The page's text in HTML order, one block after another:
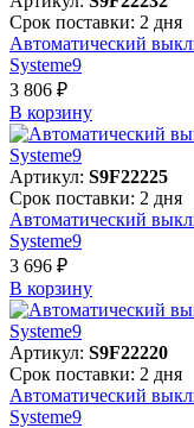
Срок поставки: 2 дня
Автоматический
Systeme9
3 806 ₽
В корзинy
Артикул: S9F22225
Срок поставки: 2 дня
Автоматический
Systeme9
3 696 ₽
В корзинy
Артикул: S9F22220
Срок поставки: 2 дня
Автоматический
Systeme9